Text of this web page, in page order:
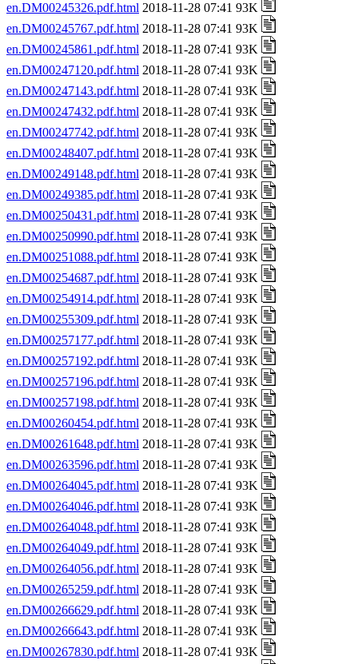
en.DM00245326.pdf.html 2018-11-28 07:41 93K
en.DM00245767.pdf.html 2018-11-28 07:41 93K
en.DM00245861.pdf.html 2018-11-28 07:41 93K
en.DM00247120.pdf.html 2018-11-28 07:41 93K
en.DM00247143.pdf.html 2018-11-28 07:41 93K
en.DM00247432.pdf.html 2018-11-28 07:41 93K
en.DM00247742.pdf.html 2018-11-28 07:41 93K
en.DM00248407.pdf.html 2018-11-28 07:41 93K
en.DM00249148.pdf.html 2018-11-28 07:41 93K
en.DM00249385.pdf.html 2018-11-28 07:41 93K
en.DM00250431.pdf.html 2018-11-28 07:41 93K
en.DM00250990.pdf.html 2018-11-28 07:41 93K
en.DM00251088.pdf.html 2018-11-28 07:41 93K
en.DM00254687.pdf.html 2018-11-28 07:41 93K
en.DM00254914.pdf.html 2018-11-28 07:41 93K
en.DM00255309.pdf.html 2018-11-28 07:41 93K
en.DM00257177.pdf.html 2018-11-28 07:41 93K
en.DM00257192.pdf.html 2018-11-28 07:41 93K
en.DM00257196.pdf.html 2018-11-28 07:41 93K
en.DM00257198.pdf.html 2018-11-28 07:41 93K
en.DM00260454.pdf.html 2018-11-28 07:41 93K
en.DM00261648.pdf.html 2018-11-28 07:41 93K
en.DM00263596.pdf.html 2018-11-28 07:41 93K
en.DM00264045.pdf.html 2018-11-28 07:41 93K
en.DM00264046.pdf.html 2018-11-28 07:41 93K
en.DM00264048.pdf.html 2018-11-28 07:41 93K
en.DM00264049.pdf.html 2018-11-28 07:41 93K
en.DM00264056.pdf.html 2018-11-28 07:41 93K
en.DM00265259.pdf.html 2018-11-28 07:41 93K
en.DM00266629.pdf.html 2018-11-28 07:41 93K
en.DM00266643.pdf.html 2018-11-28 07:41 93K
en.DM00267830.pdf.html 2018-11-28 07:41 93K